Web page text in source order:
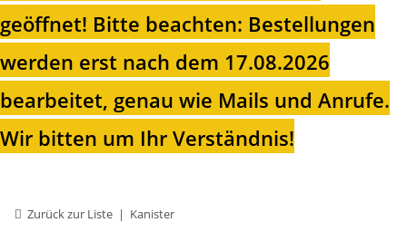
geöffnet! Bitte beachten: Bestellungen
werden erst nach dem 17.08.2026
bearbeitet, genau wie Mails und Anrufe.
Wir bitten um Ihr Verständnis!
Zurück zur Liste Kanister